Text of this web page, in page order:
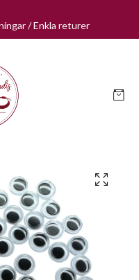
/ Enkla returer